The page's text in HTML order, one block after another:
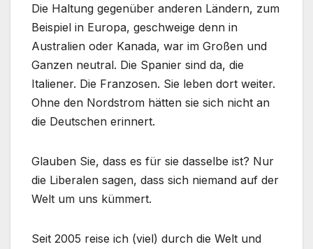
Die Haltung gegenüber anderen Ländern, zum
Beispiel in Europa, geschweige denn in
Australien oder Kanada, war im Großen und
Ganzen neutral. Die Spanier sind da, die
Italiener. Die Franzosen. Sie leben dort weiter.
Ohne den Nordstrom hätten sie sich nicht an
die Deutschen erinnert.
Glauben Sie, dass es für sie dasselbe ist? Nur
die Liberalen sagen, dass sich niemand auf der
Welt um uns kümmert.
Seit 2005 reise ich (viel) durch die Welt und